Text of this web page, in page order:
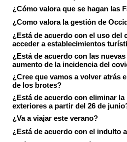
¿Cómo valora que se hagan las
¿Como valora la gestión de
¿Está de acuerdo con el uso del
acceder a establecimientos
¿Está de acuerdo con las
aumento de la incidencia del
¿Cree que vamos a volver atrás
de los brotes?
¿Está de acuerdo con eliminar
exteriores a partir del 26 de
¿Va a viajar este verano?
¿Está de acuerdo con el indulto